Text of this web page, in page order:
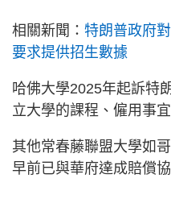
相關新聞： 特朗普政府
要求提供招生數據
哈佛大學2025年起訴特
立大學的課程、僱用事
其他常春藤聯盟大學如
早前已與華府達成賠償協